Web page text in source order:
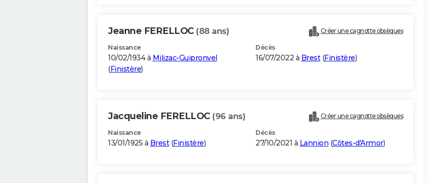
Jeanne FERELLOC (88 ans) Créer une cagnotte obsèques
Naissance
10/02/1934 à Milizac-Guipronvel
(Finistère)
Décès
16/07/2022 à Brest(Finistère)
Jacqueline FERELLOC (96 ans) Créer une cagnotte obsèques
Naissance
13/01/1925 à Brest(Finistère)
Décès
27/10/2021 à Lannion (Côtes-d'Armor)